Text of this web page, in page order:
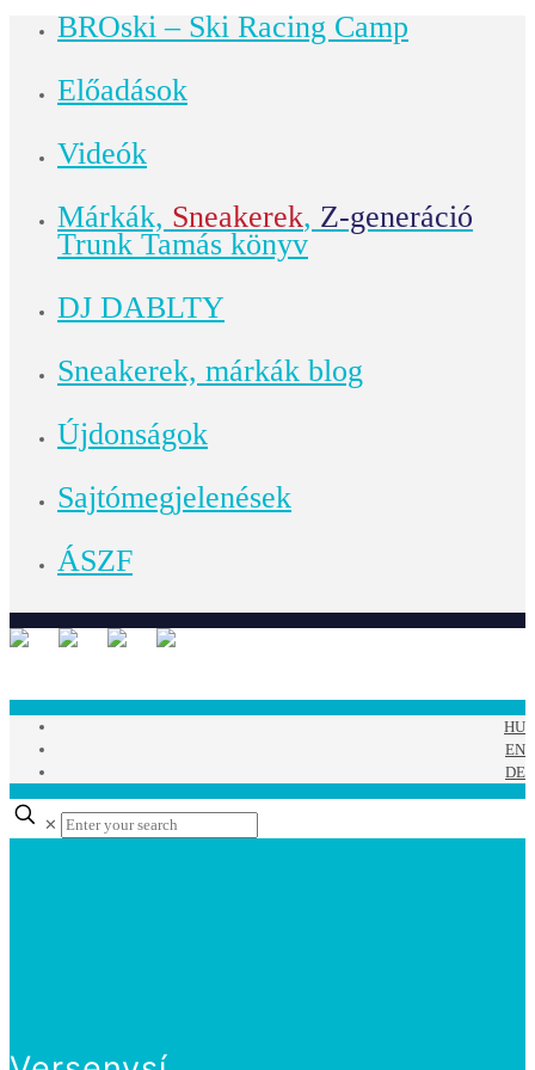
BROski – Ski Racing Camp
Előadások
Videók
Márkák, Sneakerek, Z-generáció
Trunk Tamás könyv
DJ DABLTY
Sneakerek, márkák blog
Újdonságok
Sajtómegjelenések
ÁSZF
HU
EN
DE
✕